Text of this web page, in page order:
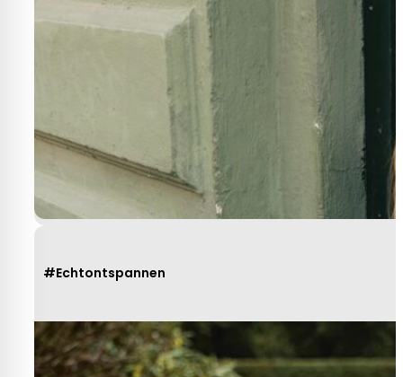
#Echtontspannen